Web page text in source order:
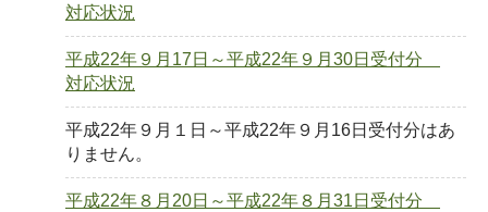
対応状況
平成22年９月17日～平成22年９月30日受付分
対応状況
平成22年９月１日～平成22年９月16日受付分はあ
りません。
平成22年８月20日～平成22年８月31日受付分